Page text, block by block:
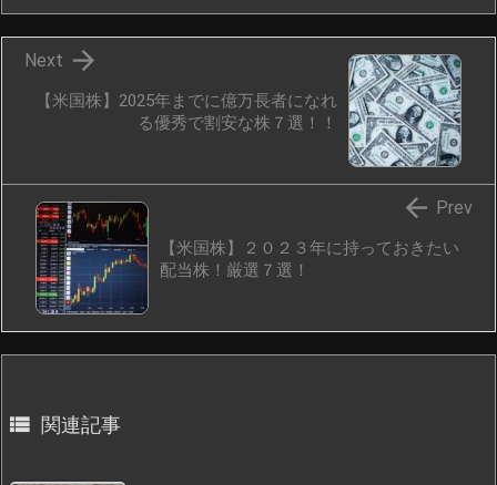
【米国株】2025年までに億万長者になれ
る優秀で割安な株７選！！

Next
【米国株】２０２３年に持っておきたい
配当株！厳選７選！
 Prev
 関連記事